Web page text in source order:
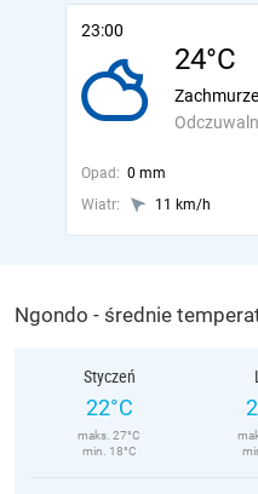
23:00
24°C
Opad: 0 mm
Wiatr:
11 km/h
Ngondo - średnie
Styczeń
22°C
maks. 27°C
min. 18°C